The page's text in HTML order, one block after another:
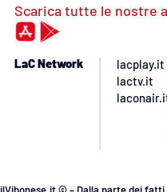
Scarica tutte le nostre
LaC Network
lacplay.it
lactv.it